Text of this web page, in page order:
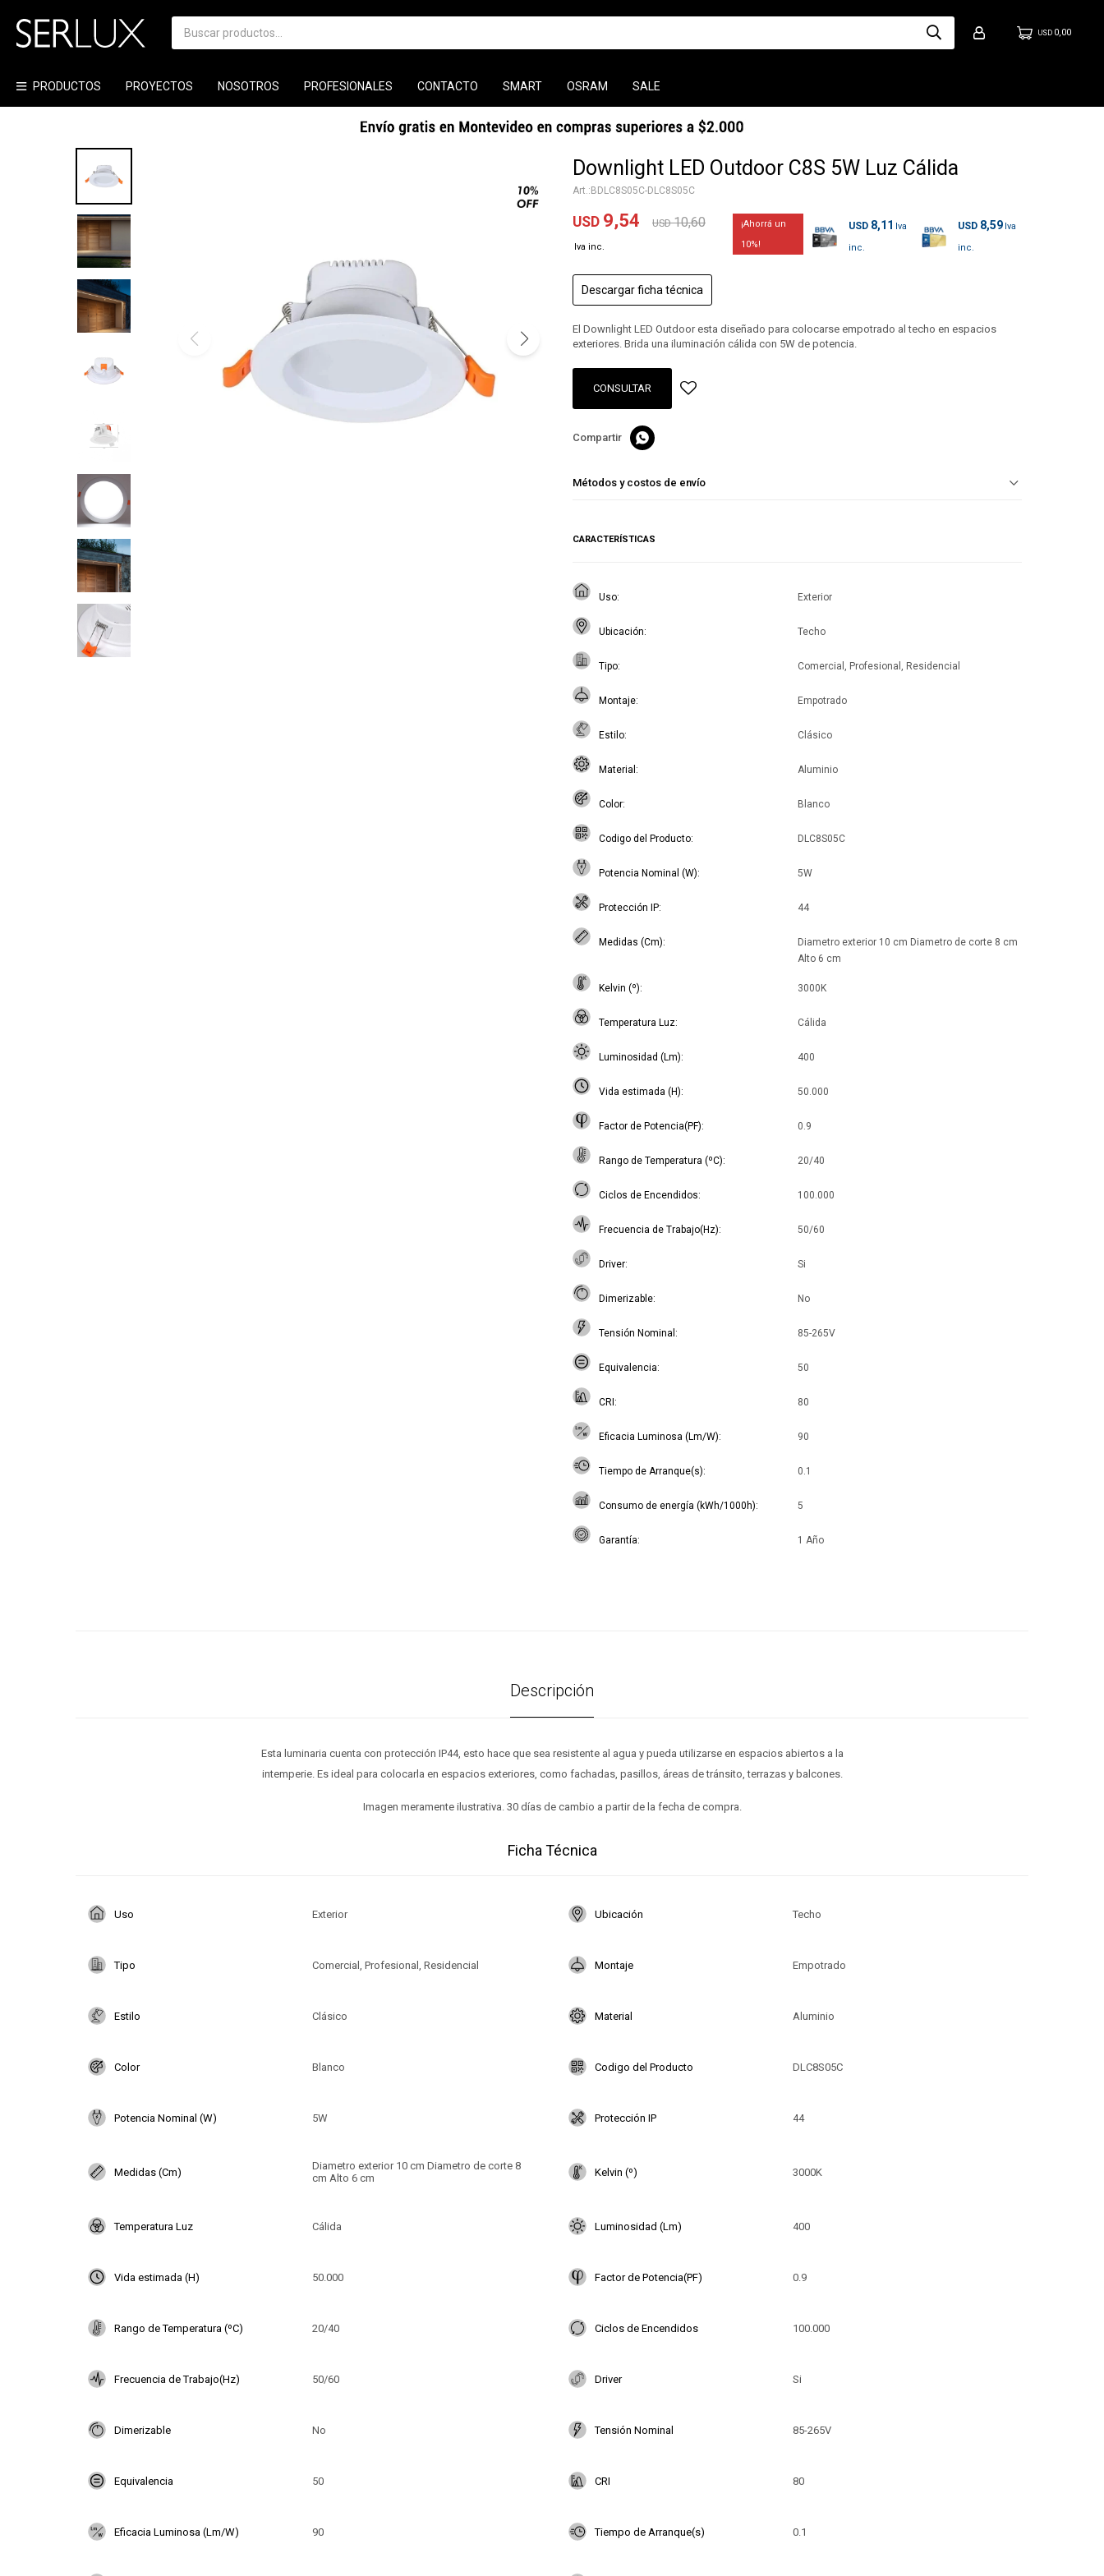
PRODUCTOS PROYECTOS NOSOTROS PROFESIONALES CONTACTO SMART OSRAM SALE
USD 0,00
Downlight LED Outdoor C8S 5W Luz Cálida
BDLC8S05C-DLC8S05C
USD 9,54 USD 10,60
10
USD 8,11 USD 8,59
Descargar ficha técnica
El Downlight LED Outdoor esta diseñado para colocarse empotrado al techo en espacios
exteriores. Brida una iluminación cálida con 5W de potencia.
CONSULTAR

Métodos y costos de envío
CARACTERÍSTICAS
Uso Exterior
Ubicación Techo
Tipo Comercial, Profesional, Residencial
Montaje Empotrado
Estilo Clásico
Material Aluminio
Color Blanco
Codigo del Producto DLC8S05C
Potencia Nominal (W) 5W
Protección IP 44
Medidas (Cm)
Diametro exterior 10 cm Diametro de corte 8 cm
Alto 6 cm
Kelvin (º) 3000K
Temperatura Luz Cálida
Luminosidad (Lm) 400
Vida estimada (H) 50.000
Factor de Potencia(PF) 0.9
Rango de Temperatura (ºC) 20/40
Ciclos de Encendidos 100.000
Frecuencia de Trabajo(Hz) 50/60
Driver Si
Dimerizable No
Tensión Nominal 85-265V
Equivalencia 50
CRI 80
Eficacia Luminosa (Lm/W) 90
Tiempo de Arranque(s) 0.1
Consumo de energía (kWh/1000h) 5
Garantía 1 Año
Descripción
Esta luminaria cuenta con protección IP44, esto hace que sea resistente al agua y pueda utilizarse en espacios abiertos a la
intemperie. Es ideal para colocarla en espacios exteriores, como fachadas, pasillos, áreas de tránsito, terrazas y balcones.
Imagen meramente ilustrativa. 30 días de cambio a partir de la fecha de compra.
Ficha Técnica
Uso Exterior Ubicación Techo
Tipo Comercial, Profesional, Residencial Montaje Empotrado
Estilo Clásico Material Aluminio
Color Blanco Codigo del Producto DLC8S05C
Potencia Nominal (W) 5W Protección IP 44
Medidas (Cm)
Diametro exterior 10 cm Diametro de corte 8
cm Alto 6 cm
Kelvin (º) 3000K
Temperatura Luz Cálida Luminosidad (Lm) 400
Vida estimada (H) 50.000 Factor de Potencia(PF) 0.9
Rango de Temperatura (ºC) 20/40 Ciclos de Encendidos 100.000
Frecuencia de Trabajo(Hz) 50/60 Driver Si
Dimerizable No Tensión Nominal 85-265V
Equivalencia 50 CRI 80
Eficacia Luminosa (Lm/W) 90 Tiempo de Arranque(s) 0.1